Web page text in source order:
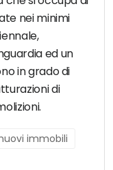
nei minimi
ed un
in grado di
di
immobili